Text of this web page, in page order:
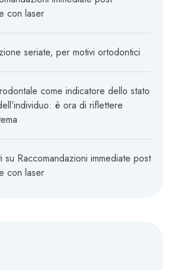
con laser
seriate, per motivi ortodontici
come indicatore dello stato
è ora di riflettere
su Raccomandazioni immediate post
con laser